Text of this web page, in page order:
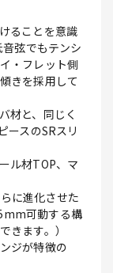
ることを意識
弦でもテンシ
・フレット側
きを採用して
材と、同じく
ースのSRスリ
ル材TOP、マ
に進化させた
可動する構
きます。）
ジが特徴の